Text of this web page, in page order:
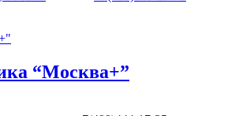
“Москва+”